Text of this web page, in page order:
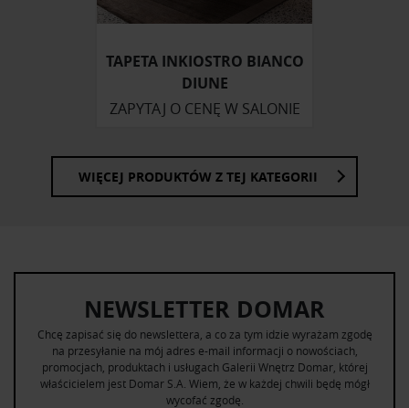
TAPETA INKIOSTRO BIANCO
DIUNE
ZAPYTAJ O CENĘ W SALONIE
WIĘCEJ PRODUKTÓW Z TEJ KATEGORII
NEWSLETTER DOMAR
Chcę zapisać się do newslettera, a co za tym idzie wyrażam zgodę
na przesyłanie na mój adres e-mail informacji o nowościach,
promocjach, produktach i usługach Galerii Wnętrz Domar, której
właścicielem jest Domar S.A. Wiem, że w każdej chwili będę mógł
wycofać zgodę.